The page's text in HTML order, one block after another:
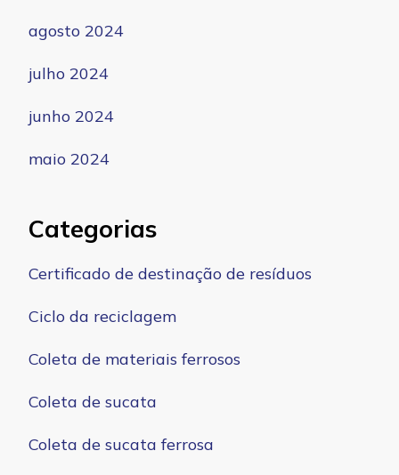
agosto 2024
julho 2024
junho 2024
maio 2024
Categorias
Certificado de destinação de resíduos
Ciclo da reciclagem
Coleta de materiais ferrosos
Coleta de sucata
Coleta de sucata ferrosa